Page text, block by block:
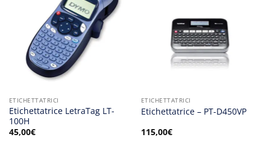
ETICHETTATRICI
Etichettatrice LetraTag LT-
100H
45,00€
ETICHETTATRICI
Etichettatrice – PT-D450VP
115,00€